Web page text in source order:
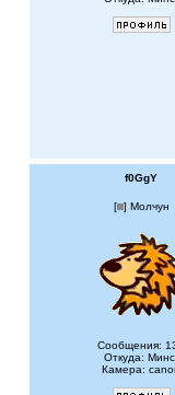
f0GgY
[ ] Молчун
Сообщения:
Откуда:
Камера: